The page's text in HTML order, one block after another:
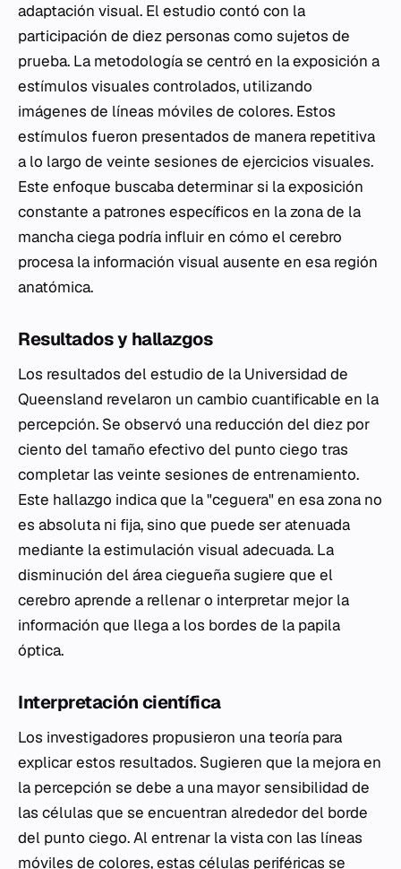
adaptación visual. El estudio contó con la
participación de diez personas como sujetos de
prueba. La metodología se centró en la exposición a
estímulos visuales controlados, utilizando
imágenes de líneas móviles de colores. Estos
estímulos fueron presentados de manera repetitiva
a lo largo de veinte sesiones de ejercicios visuales.
Este enfoque buscaba determinar si la exposición
constante a patrones específicos en la zona de la
mancha ciega podría influir en cómo el cerebro
procesa la información visual ausente en esa región
anatómica.
Resultados y hallazgos
Los resultados del estudio de la Universidad de
Queensland revelaron un cambio cuantificable en la
percepción. Se observó una reducción del diez por
ciento del tamaño efectivo del punto ciego tras
completar las veinte sesiones de entrenamiento.
Este hallazgo indica que la "ceguera" en esa zona no
es absoluta ni fija, sino que puede ser atenuada
mediante la estimulación visual adecuada. La
disminución del área ciegueña sugiere que el
cerebro aprende a rellenar o interpretar mejor la
información que llega a los bordes de la papila
óptica.
Interpretación científica
Los investigadores propusieron una teoría para
explicar estos resultados. Sugieren que la mejora en
la percepción se debe a una mayor sensibilidad de
las células que se encuentran alrededor del borde
del punto ciego. Al entrenar la vista con las líneas
móviles de colores, estas células periféricas se